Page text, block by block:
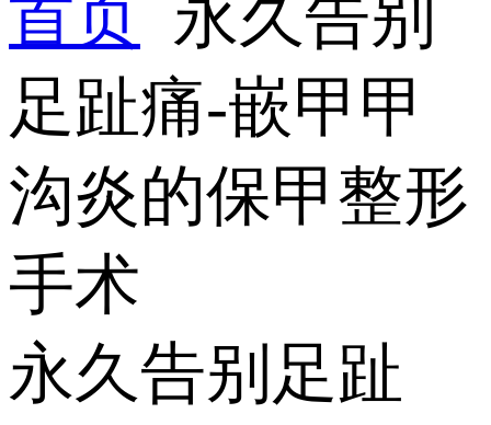
首页
永久告别
足趾痛-嵌甲甲
沟炎的保甲整形
手术
永久告别足趾